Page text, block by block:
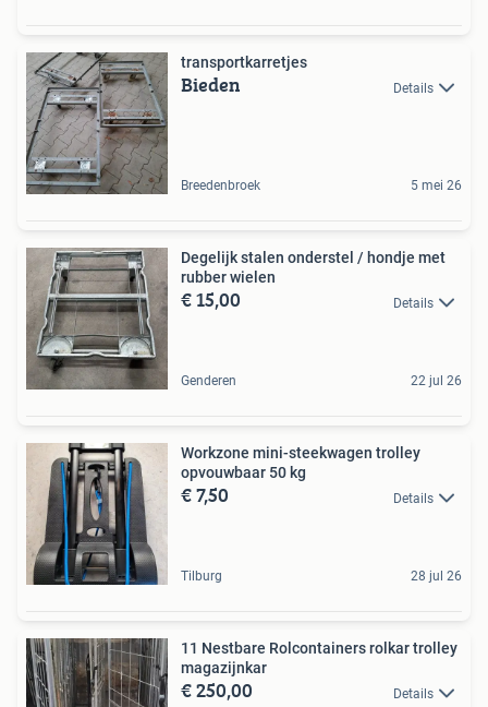
transportkarretjes
Bieden Details
Breedenbroek 5 mei 26
Degelijk stalen onderstel / hondje met
rubber wielen
€ 15,00 Details
Genderen 22 jul 26
Workzone mini-steekwagen trolley
opvouwbaar 50 kg
€ 7,50 Details
Tilburg 28 jul 26
11 Nestbare Rolcontainers rolkar trolley
magazijnkar
€ 250,00 Details